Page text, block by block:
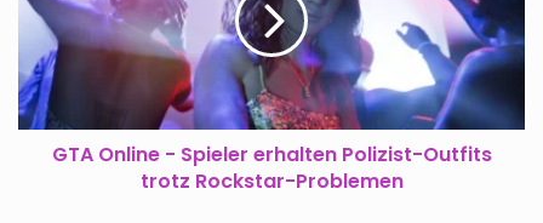
erhalten
Polizist-
Outfits
trotz
Rockstar-
GTA Online - Spieler erhalten Polizist-Outfits
trotz Rockstar-Problemen